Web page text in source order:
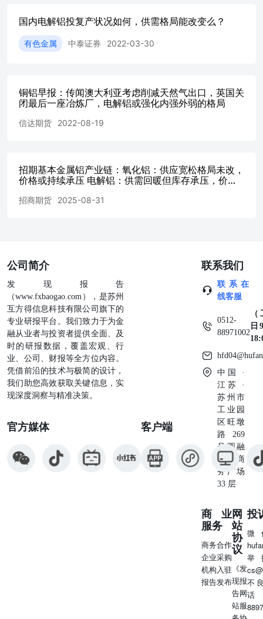
阴极铜的价值量一般超过95%。铝土矿储量高度集中，排在
前5位的几内亚、澳大利亚、越南、巴西、牙买加储量占全
球72%。铝土矿产量也高度集中，几内亚、澳大利亚、中国
产量合计占比超过75%。 相比其他有色金属矿产，铝土矿
开采，开采成本不到20美元/吨，其次不像地下矿那样高风
险，这就决定了铝土矿供应非常平稳，很少出现矿山地质灾
供应中断，在铜矿开采行业几乎是常态。 中国铝土矿对外
土矿产量逐年递减，进口依存度提升，促使中资企业扎堆前
往几内亚开发铝土矿。几内亚铝土矿基本以原矿出口为主，
超74%直接运往中国，占中国铝土矿进口比例77%，是中国
铝土矿最核心来源国。澳大利亚为全球第二大铝土矿生产
抓手敦促矿企在本土延伸产业链。几内亚作为全球最大铝土
来，几内亚矿企大幅扩产，造成全球铝土矿供应过剩，铝土
矿价格跌至成本线，影响了政府税收。例如近期几内亚铝土
矿CIF报价69美元/吨，减去35美元海运费，简单折算FOB价
格只有34美元/吨，跌破许多矿企成本线。其次几内亚没有
任何铝土矿下游产业链项目，仅有的一家小型氧化铝厂建于
上世纪50年代，政府希望以限制铝土矿出口为条件，鼓励矿
企在本地建设氧化铝厂，带动本地工业化，拉动就业，实现
可持续发展。 中资纷纷启动几内亚氧化铝项目。几内亚基
础设施薄弱，尤其电力短缺、交通设施如道路、铁路、港口
条件差，并不适合建设氧化铝厂。但从去年一季度到今年6
月份，国家电投、赢联盟、中国铝业先后启动建设几内亚氧
化铝项目，产能都是120万吨。这说明了建厂的必要性和紧
迫性。虽然几内亚政府尚未正式出台铝土矿出口限制政策，
但从矿企行为来看，政策力度可能比较大。 铝土矿供应可
能不再充裕。铝土矿“量大管饱”，是全球氧化铝过剩、国外
电解铝建设提速的重要因素。一旦主产国几内亚限制出口，
铝土矿的资源稀缺性将凸显，铝产业链各环节利润可能要重
建设进度放缓。 资料来源：ifind，国信证券经济研究所整
理 氧化铝：价格低位运行，难挤占电解铝冶炼利润 国外氧
化铝厂典型模式：大矿+大厂配套。国外氧化铝产能集中在
铝土矿资源丰富且有一定工业基础的国家。国外氧化铝布局
模式是“大矿+大厂”搭配，集中体现在澳大利亚和巴西。如
力拓在昆士兰州的巨型铝土矿Weipa矿和Gove矿，就近供应
给Yarwun氧化铝厂（325万吨）以及QAL氧化铝厂（390万
Willowdale矿，就近供应Pinjarra氧化铝厂（470万吨）和
国内电解铝投复产状况如何，供需格局能改变么？
有色金属 中泰证券 2022-03-30
铜铝早报：传闻澳大利亚考虑削减天然气出口，英国关
闭最后一座冶炼厂，电解铝或强化内强外弱的格局
信达期货 2022-08-19
招期基本金属铝产业链：氧化铝：供应宽松格局未改，
价格或持续承压 电解铝：供需回暖但库存承压，价格
撑，价格或震荡偏强
招商期货 2025-08-31
公司简介
发现报告
（www.fxbaogao.com），是苏州
互方得信息科技有限公司旗下的
专业研报平台。我们致力于为金
融从业者与投资者提供全面、及
时的研报数据，覆盖宏观、行
业、公司、财报等全方位内容。
凭借前沿的技术与极简的设计，
我们助您高效获取关键信息，实
现深度洞察与精准决策。
官方媒体 客户端
联系我们
联系在
线客服
0512-
88971002
日
中国 ·
江苏 ·
苏州市
工业园
区旺墩
路269
号圆融
星座商
务广场
33 层
商业
服务
商务合作
企业采购
机构入驻
报告发布
网
站
协
议
《发
现报
告网
站服
投
微
举
不